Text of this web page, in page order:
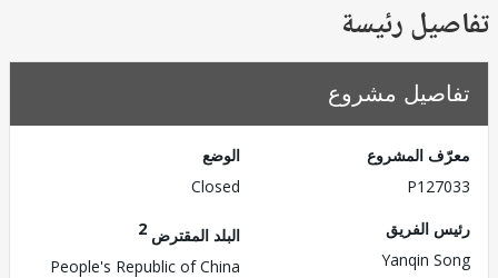
رئيسة
مشروع
المشروع
الفريق
Yanqin
البلد المقترض
People's Republic of China